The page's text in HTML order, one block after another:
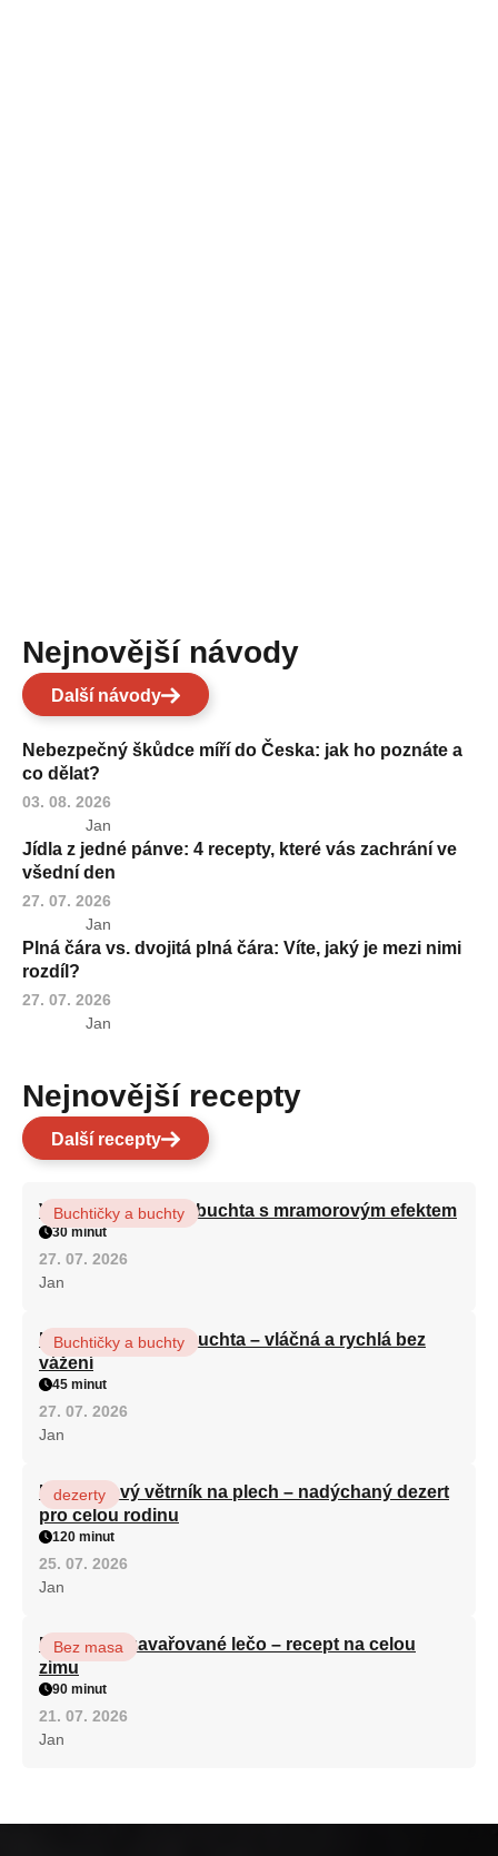
Nejnovější návody
Další návody
Nebezpečný škůdce míří do Česka: jak ho poznáte a
co dělat?
03. 08. 2026
Jan
Jídla z jedné pánve: 4 recepty, které vás zachrání ve
všední den
27. 07. 2026
Jan
Plná čára vs. dvojitá plná čára: Víte, jaký je mezi nimi
rozdíl?
27. 07. 2026
Jan
Nejnovější recepty
Další recepty
Vláčná olejová litá buchta s mramorovým efektem
Buchtičky a buchty
30 minut
27. 07. 2026
Jan
Hrnková maková buchta – vláčná a rychlá bez
vážení
Buchtičky a buchty
45 minut
27. 07. 2026
Jan
Karamelový větrník na plech – nadýchaný dezert
pro celou rodinu
dezerty
120 minut
25. 07. 2026
Jan
Babiččino zavařované lečo – recept na celou
zimu
Bez masa
90 minut
21. 07. 2026
Jan